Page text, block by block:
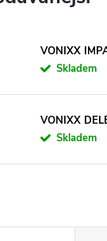
VONIXX
Skladem
VONIXX
Skladem